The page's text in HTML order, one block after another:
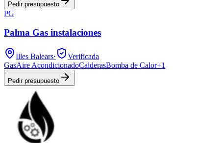
Pedir presupuesto
PG
Palma Gas instalaciones
Illes Balears·
Verificada
GasAire AcondicionadoCalderasBomba de Calor+1
Pedir presupuesto